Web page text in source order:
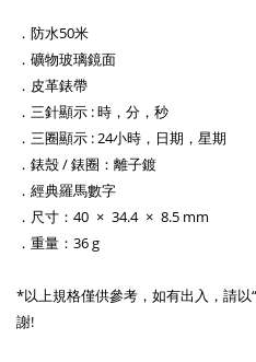
．防水50米
．礦物玻璃鏡面
．皮革錶帶
．三針顯示 : 時，分，秒
．三圈顯示 : 24小時，日期，星期
．錶殼 / 錶圈：離子鍍
．經典羅馬數字
．尺寸：40 × 34.4 × 8.5 mm
．重量：36 g
*以上規格僅供參考，如有出入，請
謝!